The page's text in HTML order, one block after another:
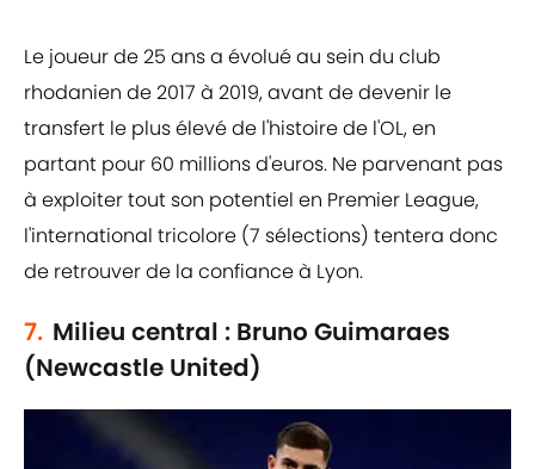
Le joueur de 25 ans a évolué au sein du club
rhodanien de 2017 à 2019, avant de devenir le
transfert le plus élevé de l'histoire de l'OL, en
partant pour 60 millions d'euros. Ne parvenant pas
à exploiter tout son potentiel en Premier League,
l'international tricolore (7 sélections) tentera donc
de retrouver de la confiance à Lyon.
7. Milieu central : Bruno Guimaraes
(Newcastle United)